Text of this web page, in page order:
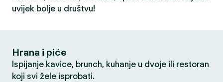
uvijek bolje u društvu!
Hrana i piće
Ispijanje kavice, brunch, kuhanje u dvoje ili restoran
koji svi žele isprobati.